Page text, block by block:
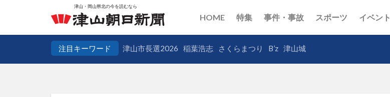
HOME 特集 事件・事故 スポーツ イベント
注目キーワード 津山市長選2026 稲葉浩志 さくらまつり B’z 津山城